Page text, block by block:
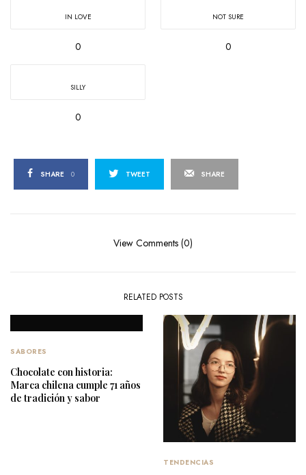
IN LOVE
0
NOT SURE
0
SILLY
0
SHARE 0 TWEET SHARE
View Comments (0)
RELATED POSTS
SABORES
Chocolate con historia:
Marca chilena cumple 71 años
de tradición y sabor
TENDENCIAS